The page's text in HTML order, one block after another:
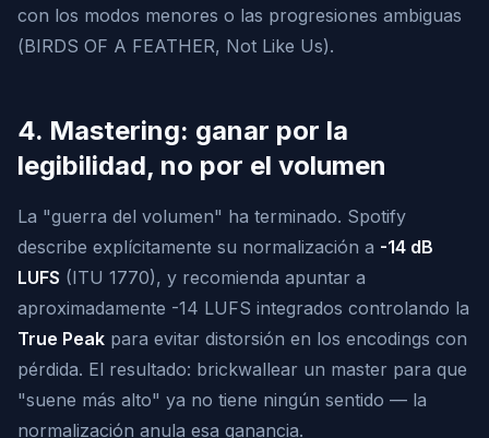
con los modos menores o las progresiones ambiguas
(BIRDS OF A FEATHER, Not Like Us).
4. Mastering: ganar por la
legibilidad, no por el volumen
La "guerra del volumen" ha terminado. Spotify
describe explícitamente su normalización a -14 dB
LUFS (ITU 1770), y recomienda apuntar a
aproximadamente -14 LUFS integrados controlando la
True Peak para evitar distorsión en los encodings con
pérdida. El resultado: brickwallear un master para que
"suene más alto" ya no tiene ningún sentido — la
normalización anula esa ganancia.